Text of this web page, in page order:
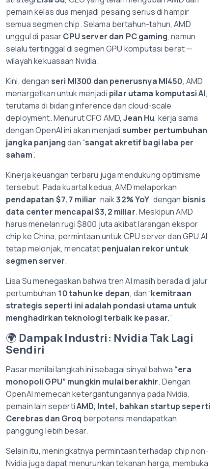
pemain kelas dua menjadi pesaing serius di hampir
semua segmen chip. Selama bertahun-tahun, AMD
unggul di pasarCPU server dan PC gaming, namun
selalu tertinggal di segmen GPU komputasi berat —
wilayah kekuasaan Nvidia.
Kini, dengan seri MI300 dan penerusnya MI450, AMD
menargetkan untuk menjadi pilar utama komputasi AI,
terutama di bidang inference dan cloud-scale
deployment. Menurut CFO AMD,Jean Hu, kerja sama
dengan OpenAI ini akan menjadi sumber pertumbuhan
jangka panjangdan “sangat akretif bagi laba per
saham”.
Kinerja keuangan terbaru juga mendukung optimisme
tersebut. Pada kuartal kedua, AMD melaporkan
pendapatan $7,7 miliar, naik32% YoY, dengan bisnis
data center mencapai $3,2 miliar. Meskipun AMD
harus menelan rugi $800 juta akibat larangan ekspor
chip ke China, permintaan untuk CPU server dan GPU AI
tetap melonjak, mencatat penjualan rekor untuk
segmen server.
Lisa Su menegaskan bahwa tren AI masih berada di jalur
pertumbuhan 10 tahun ke depan, dan “kemitraan
strategis seperti ini adalah pondasi utama untuk
menghadirkan teknologi terbaik ke pasar.”
🌍 Dampak Industri: Nvidia Tak Lagi
Sendiri
Pasar menilai langkah ini sebagai sinyal bahwa “era
monopoli GPU” mungkin mulai berakhir. Dengan
OpenAI memecah ketergantungannya pada Nvidia,
pemain lain sepertiAMD, Intel, bahkan startup seperti
Cerebras dan Groq berpotensi mendapatkan
panggung lebih besar.
Selain itu, meningkatnya permintaan terhadap chip non-
Nvidia juga dapat menurunkan tekanan harga, membuka